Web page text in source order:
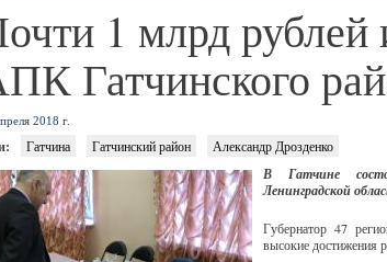
1 млрд рублей
Гатчинского
2018 г.
Гатчина Гатчинский район Александр Дрозденко
В Гатчине
Ленинградской
Губернатор 47
высокие достижения